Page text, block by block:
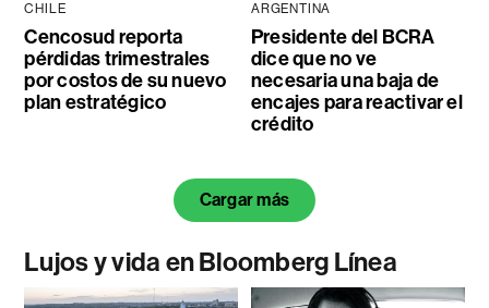
CHILE
Cencosud reporta
pérdidas trimestrales
por costos de su nuevo
plan estratégico
ARGENTINA
Presidente del BCRA
dice que no ve
necesaria una baja de
encajes para reactivar el
crédito
Cargar más
Lujos y vida en Bloomberg Línea